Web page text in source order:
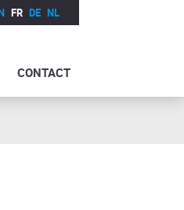
FR DE NL
CONTACT